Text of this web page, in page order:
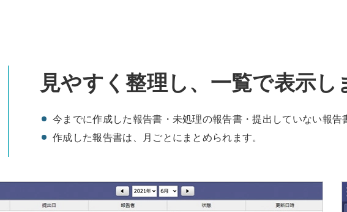
見やすく整理し、 一覧で表示し
今までに作成した報告書・未処理の報告書・提出していない報告
作成した報告書は、月ごとにまとめられます。